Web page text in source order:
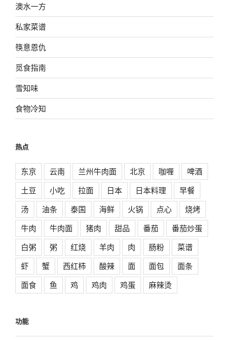
澳水一方
私家菜谱
筷意恩仇
觅食指南
雪知味
食物冷知
热点
东京 云南 兰州牛肉面 北京 咖喱
啤酒
土豆
小吃 拉面 日本 日本料理
早餐
汤
油条 泰国 海鲜 火锅 点心
烧烤
牛肉
牛肉面 猪肉 甜品 番茄
番茄炒蛋
白粥
粥 红烧 羊肉 肉 肠粉
菜谱
虾
蟹 西红柿 酸辣 面 面包
面条
面食
鱼 鸡 鸡肉 鸡蛋 麻辣烫
功能